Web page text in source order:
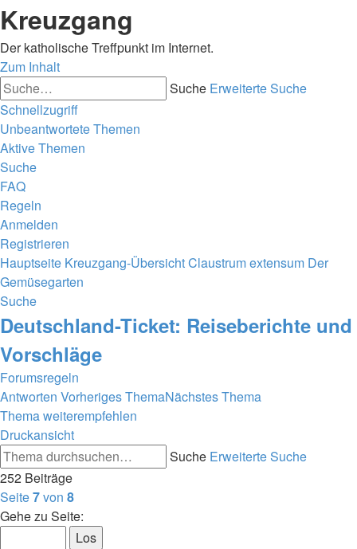
Kreuzgang
Der katholische Treffpunkt im Internet.
Zum Inhalt
Suche Erweiterte Suche
Schnellzugriff
Unbeantwortete Themen
Aktive Themen
Suche
FAQ
Regeln
Anmelden
Registrieren
Hauptseite Kreuzgang-ÜbersichtClaustrum extensum Der
Gemüsegarten
Suche
Deutschland-Ticket: Reiseberichte und
Vorschläge
Forumsregeln
Antworten Vorheriges ThemaNächstes Thema
Thema weiterempfehlen
Druckansicht
Suche Erweiterte Suche
252 Beiträge
Seite7von 8
Gehe zu Seite: